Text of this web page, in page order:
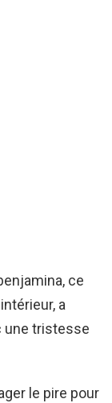
ce
a
une tristesse
le pire pour